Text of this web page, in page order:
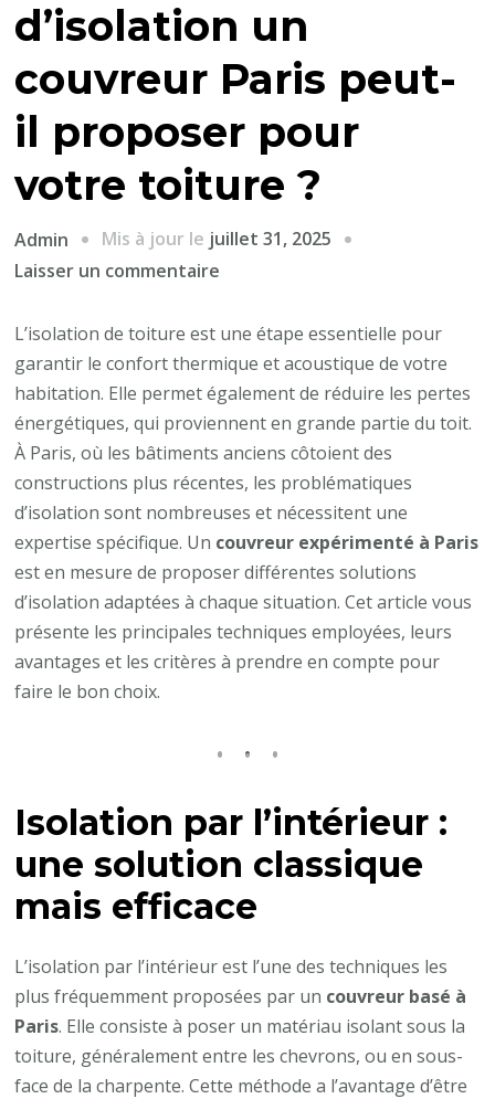
d’isolation un
couvreur Paris peut-
il proposer pour
votre toiture ?
Admin Mis à jour le juillet 31, 2025
Laisser un commentaire
solutions
d’isolation
un
couvreur
Paris
peut-
il
proposer
pour
votre
toiture
?
L’isolation de toiture est une étape essentielle pour
garantir le confort thermique et acoustique de votre
habitation. Elle permet également de réduire les pertes
énergétiques, qui proviennent en grande partie du toit.
À Paris, où les bâtiments anciens côtoient des
constructions plus récentes, les problématiques
d’isolation sont nombreuses et nécessitent une
expertise spécifique. Un couvreur expérimenté à Paris
est en mesure de proposer différentes solutions
d’isolation adaptées à chaque situation. Cet article vous
présente les principales techniques employées, leurs
avantages et les critères à prendre en compte pour
faire le bon choix.
Isolation par l’intérieur :
une solution classique
mais efficace
L’isolation par l’intérieur est l’une des techniques les
plus fréquemment proposées par un couvreur basé à
Paris. Elle consiste à poser un matériau isolant sous la
toiture, généralement entre les chevrons, ou en sous-
face de la charpente. Cette méthode a l’avantage d’être